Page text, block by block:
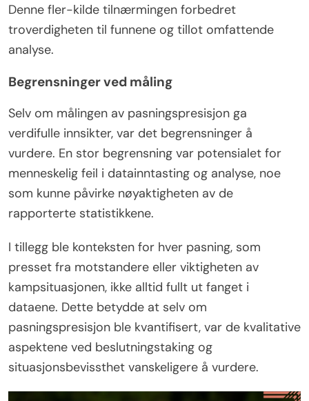
Denne fler-kilde tilnærmingen forbedret
troverdigheten til funnene og tillot omfattende
analyse.
Begrensninger ved måling
Selv om målingen av pasningspresisjon ga
verdifulle innsikter, var det begrensninger å
vurdere. En stor begrensning var potensialet for
menneskelig feil i datainntasting og analyse, noe
som kunne påvirke nøyaktigheten av de
rapporterte statistikkene.
I tillegg ble konteksten for hver pasning, som
presset fra motstandere eller viktigheten av
kampsituasjonen, ikke alltid fullt ut fanget i
dataene. Dette betydde at selv om
pasningspresisjon ble kvantifisert, var de kvalitative
aspektene ved beslutningstaking og
situasjonsbevissthet vanskeligere å vurdere.